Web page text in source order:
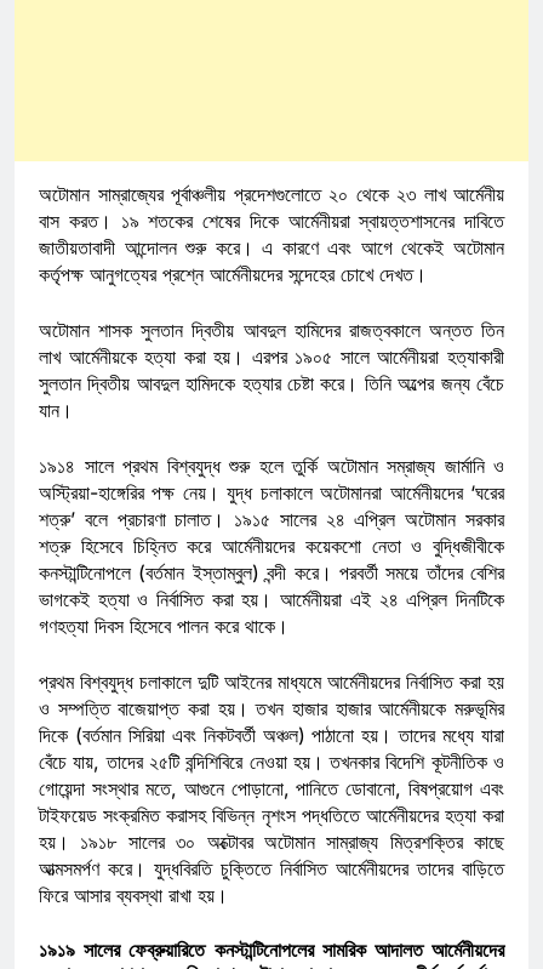
অটোমান সাম্রাজ্যের পূর্বাঞ্চলীয় প্রদেশগুলোতে ২০ থেকে ২৩ লাখ আর্মেনীয়
বাস করত। ১৯ শতকের শেষের দিকে আর্মেনীয়রা স্বায়ত্তশাসনের দাবিতে
জাতীয়তাবাদী আন্দোলন শুরু করে। এ কারণে এবং আগে থেকেই অটোমান
কর্তৃপক্ষ আনুগত্যের প্রশ্নে আর্মেনীয়দের সন্দেহের চোখে দেখত।
অটোমান শাসক সুলতান দ্বিতীয় আবদুল হামিদের রাজত্বকালে অন্তত তিন
লাখ আর্মেনীয়কে হত্যা করা হয়। এরপর ১৯০৫ সালে আর্মেনীয়রা হত্যাকারী
সুলতান দ্বিতীয় আবদুল হামিদকে হত্যার চেষ্টা করে। তিনি অল্পের জন্য বেঁচে
যান।
১৯১৪ সালে প্রথম বিশ্বযুদ্ধ শুরু হলে তুর্কি অটোমান সম্রাজ্য জার্মানি ও
অস্ট্রিয়া-হাঙ্গেরির পক্ষ নেয়। যুদ্ধ চলাকালে অটোমানরা আর্মেনীয়দের ‘ঘরের
শত্রু’ বলে প্রচারণা চালাত। ১৯১৫ সালের ২৪ এপ্রিল অটোমান সরকার
শত্রু হিসেবে চিহ্নিত করে আর্মেনীয়দের কয়েকশো নেতা ও বুদ্ধিজীবীকে
কনস্টান্টিনোপলে (বর্তমান ইস্তাম্বুল) বন্দী করে। পরবর্তী সময়ে তাঁদের বেশির
ভাগকেই হত্যা ও নির্বাসিত করা হয়। আর্মেনীয়রা এই ২৪ এপ্রিল দিনটিকে
গণহত্যা দিবস হিসেবে পালন করে থাকে।
প্রথম বিশ্বযুদ্ধ চলাকালে দুটি আইনের মাধ্যমে আর্মেনীয়দের নির্বাসিত করা হয়
ও সম্পত্তি বাজেয়াপ্ত করা হয়। তখন হাজার হাজার আর্মেনীয়কে মরুভূমির
দিকে (বর্তমান সিরিয়া এবং নিকটবর্তী অঞ্চল) পাঠানো হয়। তাদের মধ্যে যারা
বেঁচে যায়, তাদের ২৫টি বন্দিশিবিরে নেওয়া হয়। তখনকার বিদেশি কূটনীতিক ও
গোয়েন্দা সংস্থার মতে, আগুনে পোড়ানো, পানিতে ডোবানো, বিষপ্রয়োগ এবং
টাইফয়েড সংক্রমিত করাসহ বিভিন্ন নৃশংস পদ্ধতিতে আর্মেনীয়দের হত্যা করা
হয়। ১৯১৮ সালের ৩০ অক্টোবর অটোমান সাম্রাজ্য মিত্রশক্তির কাছে
আত্মসমর্পণ করে। যুদ্ধবিরতি চুক্তিতে নির্বাসিত আর্মেনীয়দের তাদের বাড়িতে
ফিরে আসার ব্যবস্থা রাখা হয়।
১৯১৯ সালের ফেব্রুয়ারিতে কনস্টান্টিনোপলের সামরিক আদালত আর্মেনীয়দের